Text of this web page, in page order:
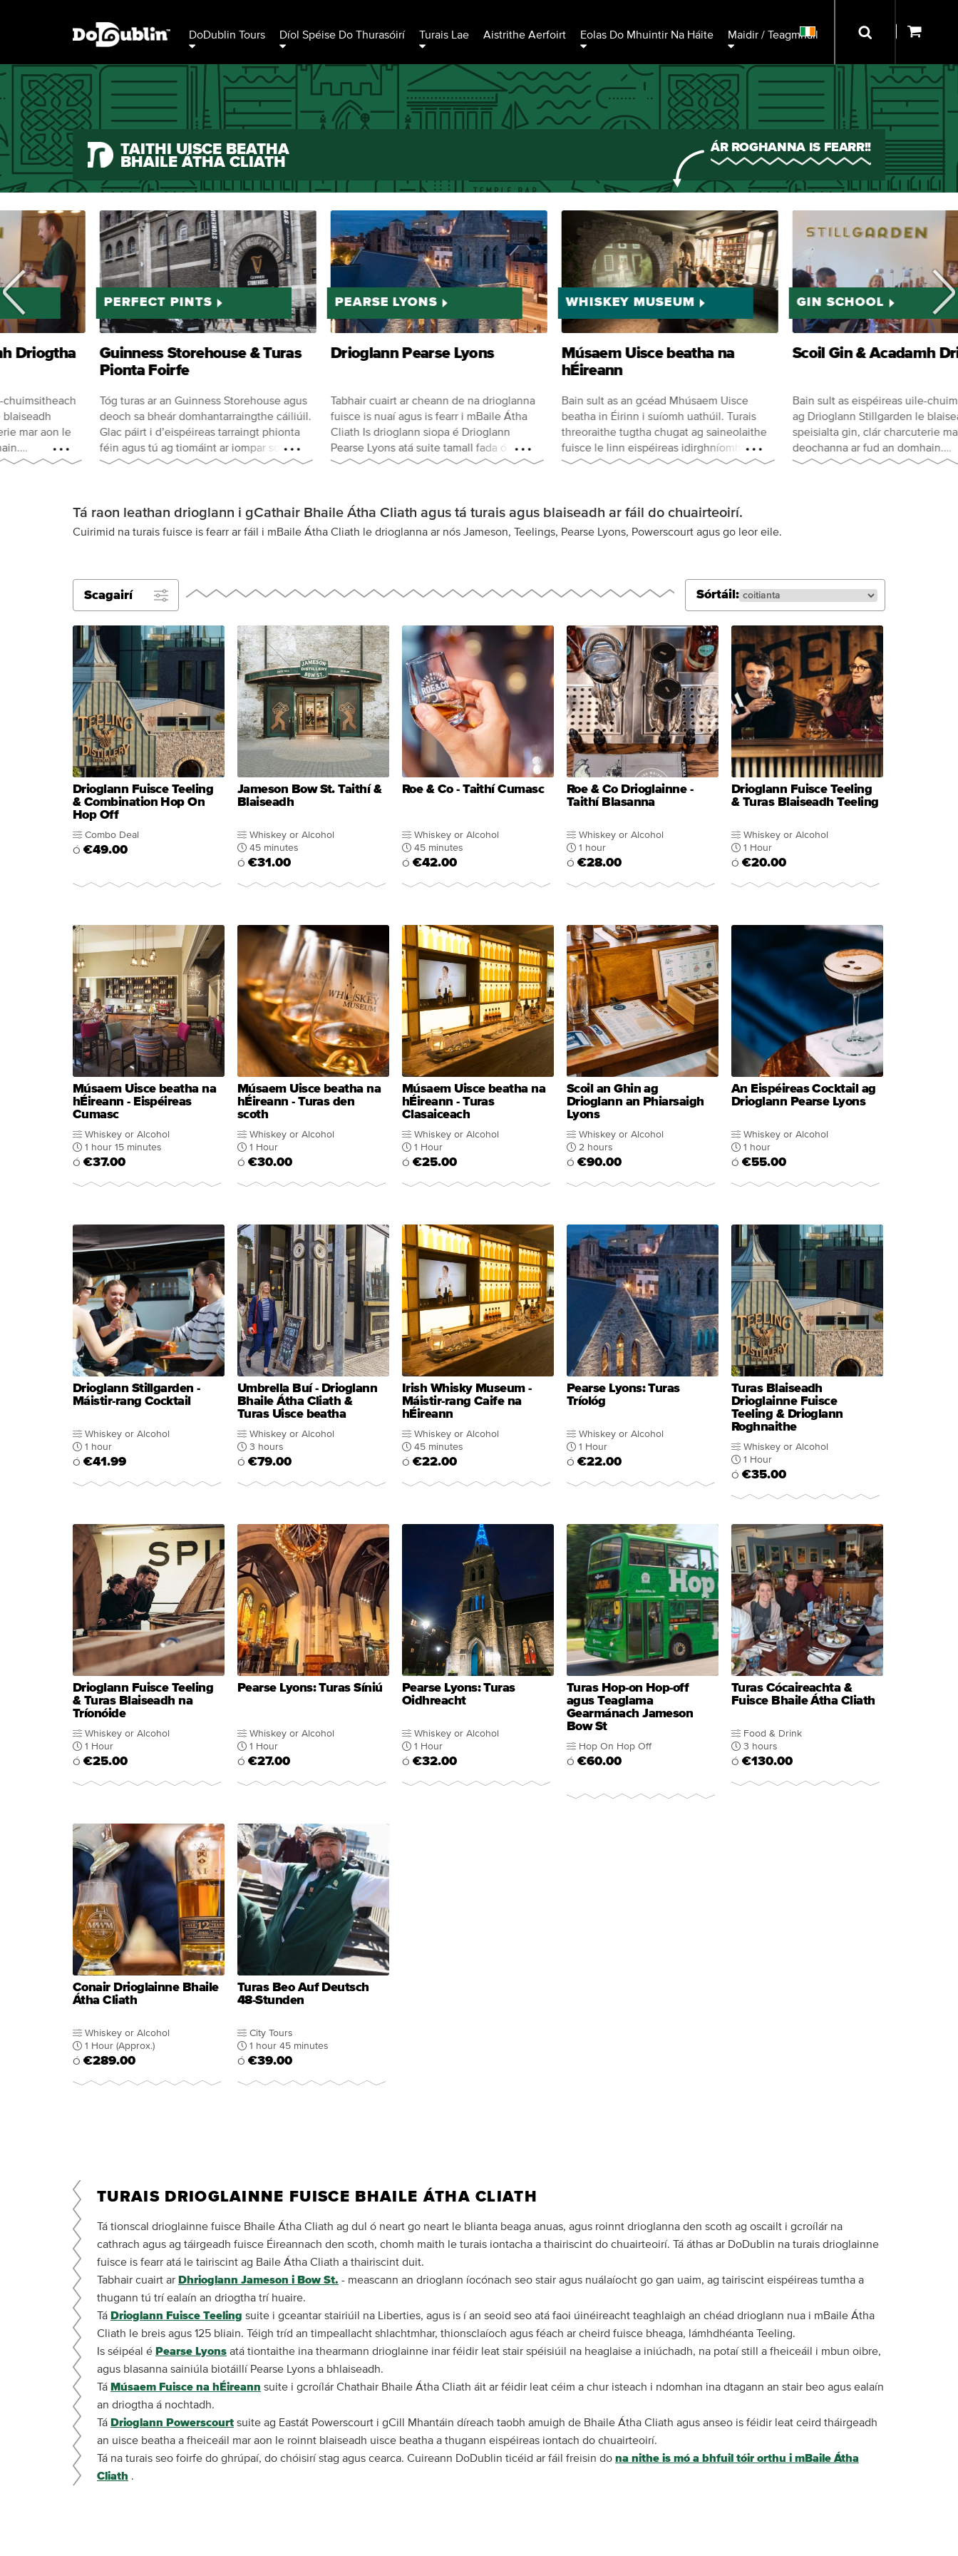
DoDublin Tours Díol Spéise Do Thurasóirí Turais Lae Aistrithe Aerfoirt Eolas Do Mhuintir Na Háite Maidir / Teagmháil
TAITHÍ UISCE BEATHA
BHAILE ÁTHA CLIATH
ÁR ROGHANNA IS FEARR!!
Driogtha
chuimsitheach
blaiseadh
mar aon le
biotáille
PERFECT PINTS
Guinness Storehouse & Turas
Pionta Foirfe
Tóg turas ar an Guinness Storehouse agus
deoch sa bheár domhantarraingthe cáiliúil.
Glac páirt i d’eispéireas tarraingt phionta
féin agus tú ag tiomáint ar iompar só agus
tú ag tabhairt cuairte ar thrí theach
PEARSE LYONS
Drioglann Pearse Lyons
Tabhair cuairt ar cheann de na drioglanna
fuisce is nuaí agus is fearr i mBaile Átha
Cliath Is drioglann siopa é Drioglann
Pearse Lyons atá suite tamall fada ó
Theach Stórais Guinness. Bain sult as taithí
WHISKEY MUSEUM
Músaem Uisce beatha na
hÉireann
Bain sult as an gcéad Mhúsaem Uisce
beatha in Éirinn i suíomh uathúil. Turais
threoraithe tugtha chugat ag saineolaithe
fuisce le linn eispéireas idirghníomhach
uair an chloig.
GIN SCHOOL
Scoil Gin & Acadamh
Bain sult as eispéireas uile-
ag Drioglann Stillgarden le
speisialta gin, clár charcuterie
deochanna ar fud an domhain.
Críochnaigh an lá le do bhuidéal
Tá raon leathan drioglann i gCathair Bhaile Átha Cliath agus tá turais agus blaiseadh ar fáil do chuairteoirí.
Cuirimid na turais fuisce is fearr ar fáil i mBaile Átha Cliath le drioglanna ar nós Jameson, Teelings, Pearse Lyons, Powerscourt agus go leor eile.
Scagairí Sórtáil:
Drioglann Fuisce Teeling
& Combination Hop On
Hop Off
Combo Deal
Ó €49.00
Jameson Bow St. Taithí &
Blaiseadh
Whiskey or Alcohol
45 minutes
Ó €31.00
Roe & Co - Taithí Cumasc
Whiskey or Alcohol
45 minutes
Ó €42.00
Roe & Co Drioglainne -
Taithí Blasanna
Whiskey or Alcohol
1 hour
Ó €28.00
Drioglann Fuisce Teeling
& Turas Blaiseadh Teeling
Whiskey or Alcohol
1 Hour
Ó €20.00
Músaem Uisce beatha na
hÉireann - Eispéireas
Cumasc
Whiskey or Alcohol
1 hour 15 minutes
Ó €37.00
Músaem Uisce beatha na
hÉireann - Turas den
scoth
Whiskey or Alcohol
1 Hour
Ó €30.00
Músaem Uisce beatha na
hÉireann - Turas
Clasaiceach
Whiskey or Alcohol
1 Hour
Ó €25.00
Scoil an Ghin ag
Drioglann an Phiarsaigh
Lyons
Whiskey or Alcohol
2 hours
Ó €90.00
An Eispéireas Cocktail ag
Drioglann Pearse Lyons
Whiskey or Alcohol
1 hour
Ó €55.00
Drioglann Stillgarden -
Máistir-rang Cocktail
Whiskey or Alcohol
1 hour
Ó €41.99
Umbrella Buí - Drioglann
Bhaile Átha Cliath &
Turas Uisce beatha
Whiskey or Alcohol
3 hours
Ó €79.00
Irish Whisky Museum -
Máistir-rang Caife na
hÉireann
Whiskey or Alcohol
45 minutes
Ó €22.00
Pearse Lyons: Turas
Tríológ
Whiskey or Alcohol
1 Hour
Ó €22.00
Turas Blaiseadh
Drioglainne Fuisce
Teeling & Drioglann
Roghnaithe
Whiskey or Alcohol
1 Hour
Ó €35.00
Drioglann Fuisce Teeling
& Turas Blaiseadh na
Tríonóide
Whiskey or Alcohol
1 Hour
Ó €25.00
Pearse Lyons: Turas Síniú
Whiskey or Alcohol
1 Hour
Ó €27.00
Pearse Lyons: Turas
Oidhreacht
Whiskey or Alcohol
1 Hour
Ó €32.00
Turas Hop-on Hop-off
agus Teaglama
Gearmánach Jameson
Bow St
Hop On Hop Off
Ó €60.00
Turas Cócaireachta &
Fuisce Bhaile Átha Cliath
Food & Drink
3 hours
Ó €130.00
Conair Drioglainne Bhaile
Átha Cliath
Whiskey or Alcohol
1 Hour (Approx.)
Ó €289.00
Turas Beo Auf Deutsch
48-Stunden
City Tours
1 hour 45 minutes
Ó €39.00
TURAIS DRIOGLAINNE FUISCE BHAILE ÁTHA CLIATH
Tá tionscal drioglainne fuisce Bhaile Átha Cliath ag dul ó neart go neart le blianta beaga anuas, agus roinnt drioglanna den scoth ag oscailt i gcroílár na
cathrach agus ag táirgeadh fuisce Éireannach den scoth, chomh maith le turais iontacha a thairiscint do chuairteoirí. Tá áthas ar DoDublin na turais drioglainne
fuisce is fearr atá le tairiscint ag Baile Átha Cliath a thairiscint duit.
Tabhair cuairt ar Dhrioglann Jameson i Bow St. - meascann an drioglann íocónach seo stair agus nuálaíocht go gan uaim, ag tairiscint eispéireas tumtha a
thugann tú trí ealaín an driogtha trí huaire.
Tá Drioglann Fuisce Teeling suite i gceantar stairiúil na Liberties, agus is í an seoid seo atá faoi úinéireacht teaghlaigh an chéad drioglann nua i mBaile Átha
Cliath le breis agus 125 bliain. Téigh tríd an timpeallacht shlachtmhar, thionsclaíoch agus féach ar cheird fuisce bheaga, lámhdhéanta Teeling.
Is séipéal é Pearse Lyons atá tiontaithe ina thearmann drioglainne inar féidir leat stair spéisiúil na heaglaise a iniúchadh, na potaí still a fheiceáil i mbun oibre,
agus blasanna sainiúla biotáillí Pearse Lyons a bhlaiseadh.
Tá Músaem Fuisce na hÉireann suite i gcroílár Chathair Bhaile Átha Cliath áit ar féidir leat céim a chur isteach i ndomhan ina dtagann an stair beo agus ealaín
an driogtha á nochtadh.
Tá Drioglann Powerscourt suite ag Eastát Powerscourt i gCill Mhantáin díreach taobh amuigh de Bhaile Átha Cliath agus anseo is féidir leat ceird tháirgeadh
an uisce beatha a fheiceáil mar aon le roinnt blaiseadh uisce beatha a thugann eispéireas iontach do chuairteoirí.
Tá na turais seo foirfe do ghrúpaí, do chóisirí stag agus cearca. Cuireann DoDublin ticéid ar fáil freisin do na nithe is mó a bhfuil tóir orthu i mBaile Átha
Cliath .